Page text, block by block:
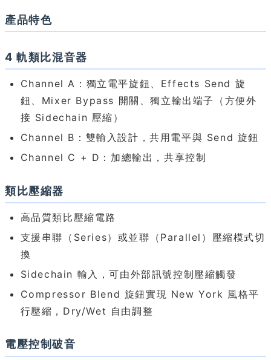
產品特色
4 軌類比混音器
Channel A：獨立電平旋鈕、Effects Send 旋
鈕、Mixer Bypass 開關、獨立輸出端子（方便外
接 Sidechain 壓縮）
Channel B：雙輸入設計，共用電平與 Send 旋鈕
Channel C + D：加總輸出，共享控制
類比壓縮器
高品質類比壓縮電路
支援串聯（Series）或並聯（Parallel）壓縮模式切
換
Sidechain 輸入，可由外部訊號控制壓縮觸發
Compressor Blend 旋鈕實現 New York 風格平
行壓縮，Dry/Wet 自由調整
電壓控制破音